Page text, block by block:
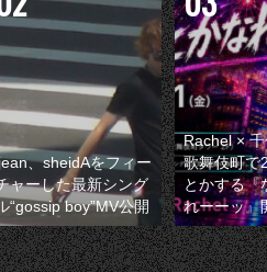
、sheidAをフィー
ャーした最新シング
“gossip boy”MV公開
Rachel ×
歌舞伎町で
とかする『
れーーッ』